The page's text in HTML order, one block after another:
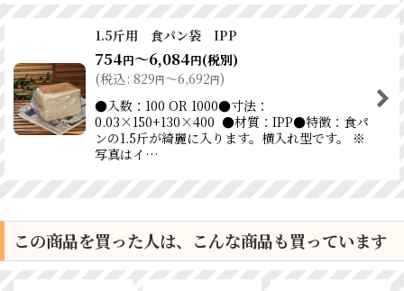
1.5斤用 食パン袋 IPP
754円～6,084円(税別)
(税込: 829円～6,692円)
●入数：100 OR 1000●寸法：
0.03×150+130×400 ●材質：IPP●特徴：食パ
ンの1.5斤が綺麗に入ります。横入れ型です。 ※
写真はイ…
この商品を買った人は、こんな商品も買っています